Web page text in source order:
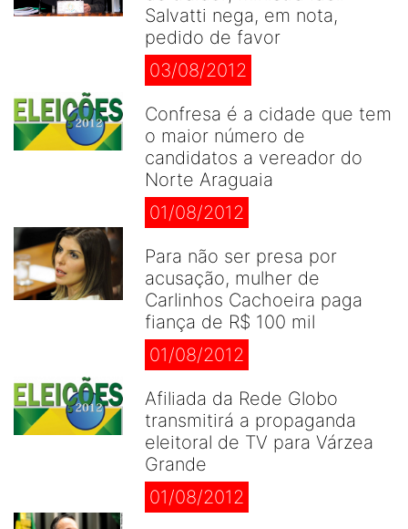
Salvatti nega, em nota,
pedido de favor
03/08/2012
Confresa é a cidade que tem
o maior número de
candidatos a vereador do
Norte Araguaia
01/08/2012
Para não ser presa por
acusação, mulher de
Carlinhos Cachoeira paga
fiança de R$ 100 mil
01/08/2012
Afiliada da Rede Globo
transmitirá a propaganda
eleitoral de TV para Várzea
Grande
01/08/2012